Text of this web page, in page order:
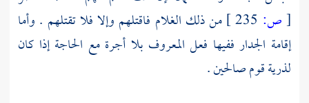
[ص:
من ذلك الغلام فاقتلهم وإلا فلا تقتلهم . وأما
إقامة الجدار ففيها فعل المعروف بلا أجرة مع الحاجة إذا كان
لذرية قوم صالحين .